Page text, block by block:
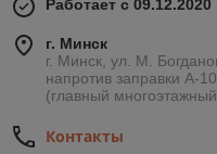
Работает с 09.12.2020
г. Минск
г. Минск, ул. М.
напротив заправки А-
(главный
Контакты